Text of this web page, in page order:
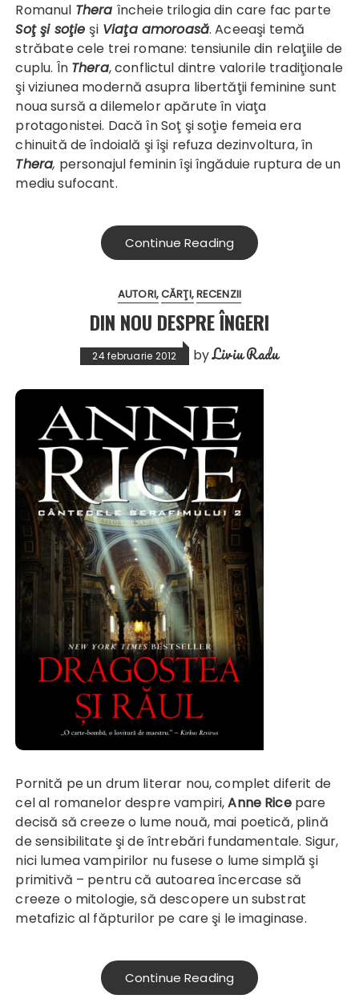
Romanul Thera încheie trilogia din care fac parte
Soţ şi soţie şi Viaţa amoroasă. Aceeaşi temă
străbate cele trei romane: tensiunile din relaţiile de
cuplu. În Thera, conflictul dintre valorile tradiţionale
şi viziunea modernă asupra libertăţii feminine sunt
noua sursă a dilemelor apărute în viaţa
protagonistei. Dacă în Soţ şi soţie femeia era
chinuită de îndoială şi îşi refuza dezinvoltura, în
Thera, personajul feminin îşi îngăduie ruptura de un
mediu sufocant.
Continue Reading
AUTORI CĂRŢI RECENZII
DIN NOU DESPRE ÎNGERI
24 februarie 2012 byLiviu Radu
Pornită pe un drum literar nou, complet diferit de
cel al romanelor despre vampiri,Anne Ricepare
decisă să creeze o lume nouă, mai poetică, plină
de sensibilitate şi de întrebări fundamentale. Sigur,
nici lumea vampirilor nu fusese o lume simplă şi
primitivă – pentru că autoarea încercase să
creeze o mitologie, să descopere un substrat
metafizic al făpturilor pe care şi le imaginase.
Continue Reading